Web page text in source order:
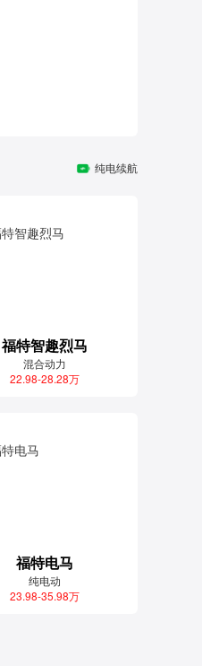
纯电续航
福特智趣烈马
混合动力
22.98-28.28万
福特电马
纯电动
23.98-35.98万